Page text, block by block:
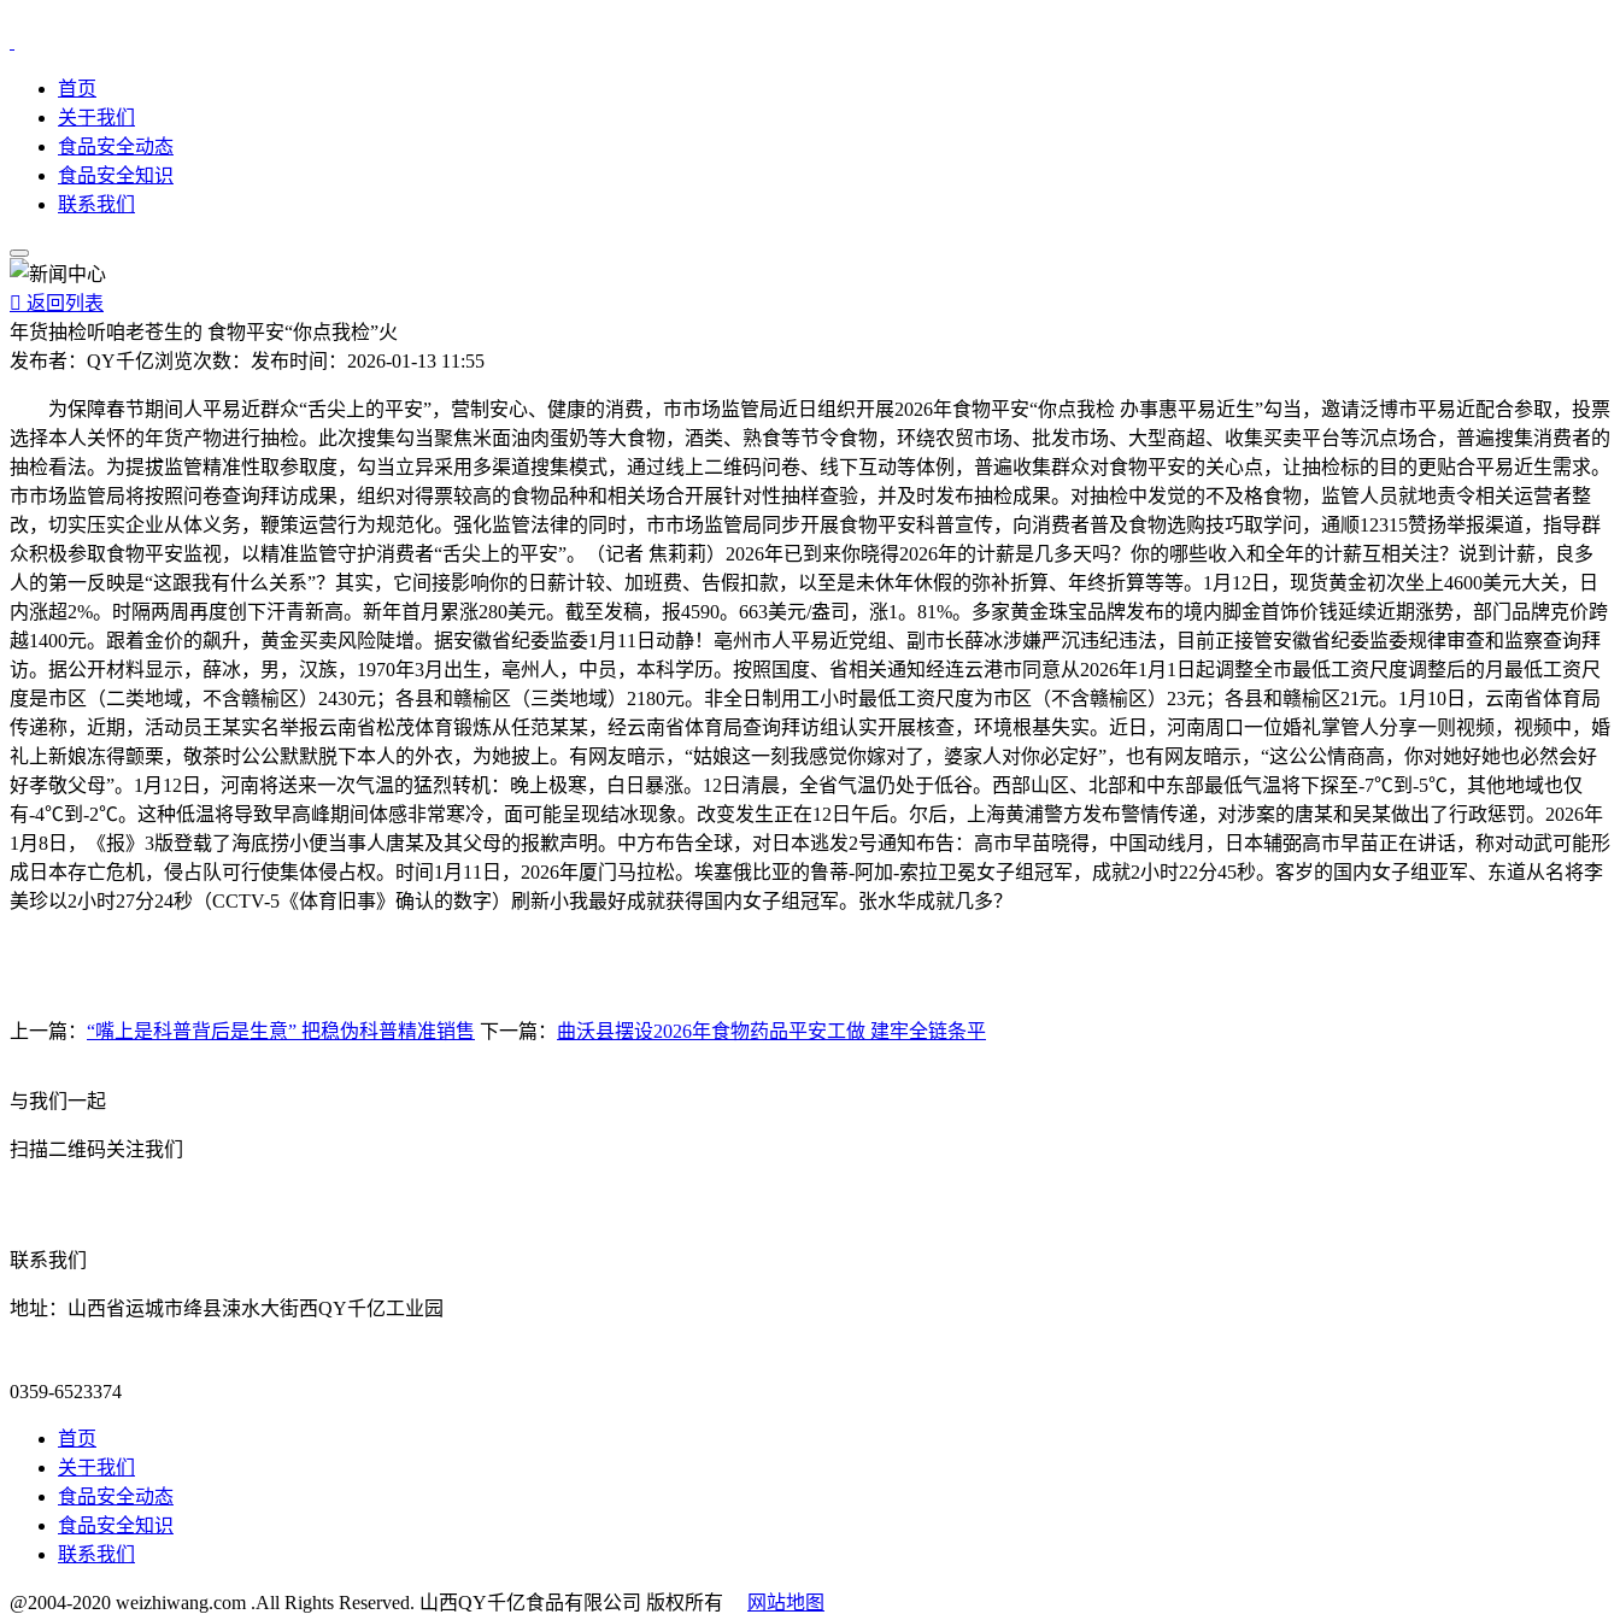
首页
关于我们
食品安全动态
食品安全知识
联系我们
 返回列表
年货抽检听咱老苍生的 食物平安“你点我检”火
发布者： QY千亿浏览次数： 发布时间： 2026-01-13 11:55
为保障春节期间人平易近群众“舌尖上的平安”，营制安心、健康的消费，市市场监管局近日组织开展2026年食物平安“你点我检 办事惠平易近生”勾当，邀请泛博市平易近配合参取，投票
选择本人关怀的年货产物进行抽检。此次搜集勾当聚焦米面油肉蛋奶等大食物，酒类、熟食等节令食物，环绕农贸市场、批发市场、大型商超、收集买卖平台等沉点场合，普遍搜集消费者的
抽检看法。为提拔监管精准性取参取度，勾当立异采用多渠道搜集模式，通过线上二维码问卷、线下互动等体例，普遍收集群众对食物平安的关心点，让抽检标的目的更贴合平易近生需求。
市市场监管局将按照问卷查询拜访成果，组织对得票较高的食物品种和相关场合开展针对性抽样查验，并及时发布抽检成果。对抽检中发觉的不及格食物，监管人员就地责令相关运营者整
改，切实压实企业从体义务，鞭策运营行为规范化。强化监管法律的同时，市市场监管局同步开展食物平安科普宣传，向消费者普及食物选购技巧取学问，通顺12315赞扬举报渠道，指导群
众积极参取食物平安监视，以精准监管守护消费者“舌尖上的平安”。（记者 焦莉莉）2026年已到来你晓得2026年的计薪是几多天吗？你的哪些收入和全年的计薪互相关注？说到计薪，良多
人的第一反映是“这跟我有什么关系”？其实，它间接影响你的日薪计较、加班费、告假扣款，以至是未休年休假的弥补折算、年终折算等等。1月12日，现货黄金初次坐上4600美元大关，日
内涨超2%。时隔两周再度创下汗青新高。新年首月累涨280美元。截至发稿，报4590。663美元/盎司，涨1。81%。多家黄金珠宝品牌发布的境内脚金首饰价钱延续近期涨势，部门品牌克价跨
越1400元。跟着金价的飙升，黄金买卖风险陡增。据安徽省纪委监委1月11日动静！亳州市人平易近党组、副市长薛冰涉嫌严沉违纪违法，目前正接管安徽省纪委监委规律审查和监察查询拜
访。据公开材料显示，薛冰，男，汉族，1970年3月出生，亳州人，中员，本科学历。按照国度、省相关通知经连云港市同意从2026年1月1日起调整全市最低工资尺度调整后的月最低工资尺
度是市区（二类地域，不含赣榆区）2430元；各县和赣榆区（三类地域）2180元。非全日制用工小时最低工资尺度为市区（不含赣榆区）23元；各县和赣榆区21元。1月10日，云南省体育局
传递称，近期，活动员王某实名举报云南省松茂体育锻炼从任范某某，经云南省体育局查询拜访组认实开展核查，环境根基失实。近日，河南周口一位婚礼掌管人分享一则视频，视频中，婚
礼上新娘冻得颤栗，敬茶时公公默默脱下本人的外衣，为她披上。有网友暗示，“姑娘这一刻我感觉你嫁对了，婆家人对你必定好”，也有网友暗示，“这公公情商高，你对她好她也必然会好
好孝敬父母”。1月12日，河南将送来一次气温的猛烈转机：晚上极寒，白日暴涨。12日清晨，全省气温仍处于低谷。西部山区、北部和中东部最低气温将下探至-7℃到-5℃，其他地域也仅
有-4℃到-2℃。这种低温将导致早高峰期间体感非常寒冷，面可能呈现结冰现象。改变发生正在12日午后。尔后，上海黄浦警方发布警情传递，对涉案的唐某和吴某做出了行政惩罚。2026年
1月8日，《报》3版登载了海底捞小便当事人唐某及其父母的报歉声明。中方布告全球，对日本逃发2号通知布告：高市早苗晓得，中国动线月，日本辅弼高市早苗正在讲话，称对动武可能形
成日本存亡危机，侵占队可行使集体侵占权。时间1月11日，2026年厦门马拉松。埃塞俄比亚的鲁蒂-阿加-索拉卫冕女子组冠军，成就2小时22分45秒。客岁的国内女子组亚军、东道从名将李
美珍以2小时27分24秒（CCTV-5《体育旧事》确认的数字）刷新小我最好成就获得国内女子组冠军。张水华成就几多？
上一篇： “嘴上是科普背后是生意” 把稳伪科普精准销售 下一篇： 曲沃县摆设2026年食物药品平安工做 建牢全链条平
与我们一起
扫描二维码关注我们
联系我们
地址：山西省运城市绛县涑水大街西QY千亿工业园
0359-6523374
首页
关于我们
食品安全动态
食品安全知识
联系我们
@2004-2020 weizhiwang.com .All Rights Reserved. 山西QY千亿食品有限公司 版权所有 网站地图